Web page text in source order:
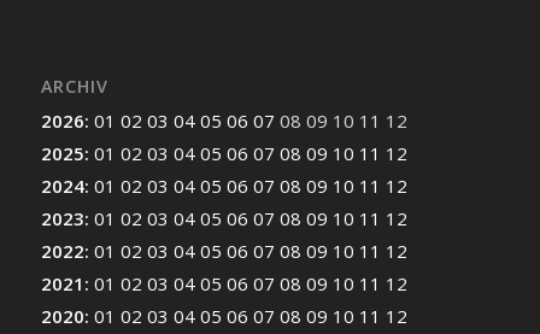
ARCHIV
2026: 01 02 03 04 05 06 07 08 09 10 11 12
2025: 01 02 03 04 05 06 07 08 09 10 11 12
2024: 01 02 03 04 05 06 07 08 09 10 11 12
2023: 01 02 03 04 05 06 07 08 09 10 11 12
2022: 01 02 03 04 05 06 07 08 09 10 11 12
2021 : 01 02 03 04 05 06 07 08 09 10 11 12
2020: 01 02 03 04 05 06 07 08 09 10 11 12